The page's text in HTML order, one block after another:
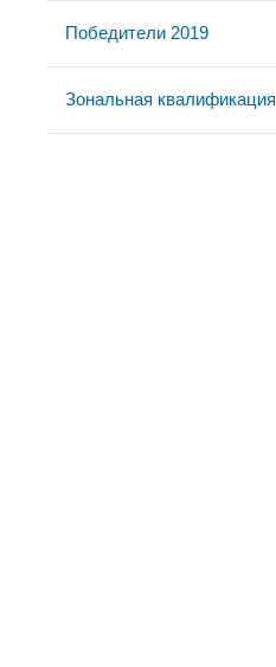
Победители 2019
Зональная квалификация